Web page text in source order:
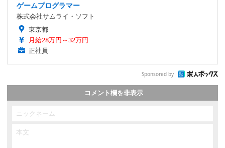
ゲームプログラマー
株式会社サムライ・ソフト
東京都
月給28万円～32万円
正社員
Sponsored by
コメント欄を非表示